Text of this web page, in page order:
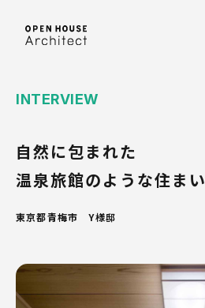
3Dモデルハウス紹介
01
注文住宅
スタッフ紹介
INTERVIEW
自然に包まれた
温泉旅館のような住まい
東京都青梅市 Y様邸